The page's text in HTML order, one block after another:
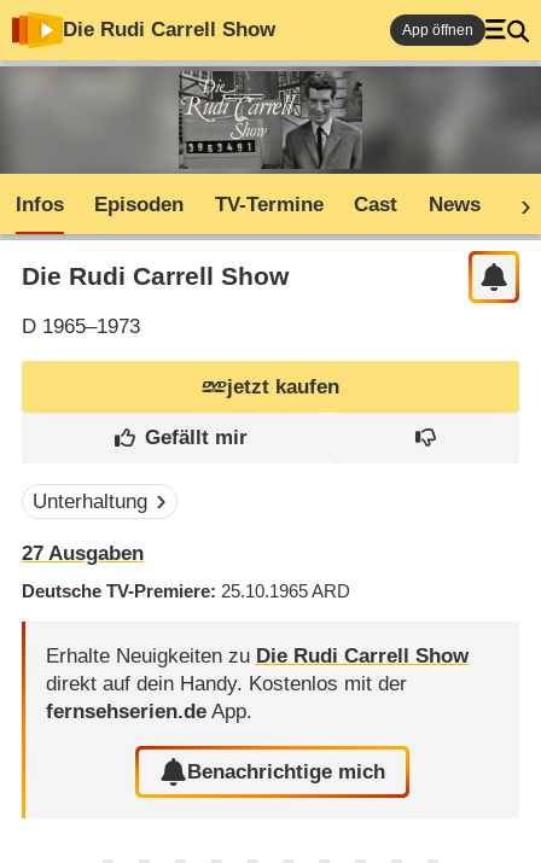
Die Rudi Carrell Show App öffnen
Infos Episoden TV-Termine Cast News
Die Rudi Carrell Show
D1965–1973
jetzt kaufen
Unterhaltung
27 Ausgaben
Deutsche TV-Premiere 25.10.1965ARD
Erhalte Neuigkeiten zu Die Rudi Carrell Show
direkt auf dein Handy. Kostenlos mit der
fernsehserien.deApp.
Benachrichtige mich